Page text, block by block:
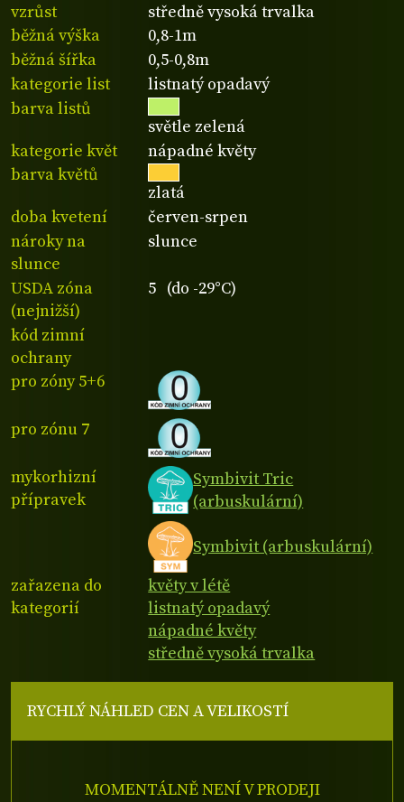
vzrůst
středně vysoká trvalka
běžná výška
0,8-1m
běžná šířka
0,5-0,8m
kategorie list
listnatý opadavý
barva listů
světle zelená
kategorie květ
nápadné květy
barva květů
zlatá
doba kvetení
červen-srpen
nároky na
slunce
slunce
USDA zóna
(nejnižší)
5 (do -29°C)
kód zimní
ochrany
pro zóny 5+6
pro zónu 7
mykorhizní
přípravek
Symbivit Tric
(arbuskulární)
Symbivit (arbuskulární)
zařazena do
kategorií
květy v létě
listnatý opadavý
nápadné květy
středně vysoká trvalka
RYCHLÝ NÁHLED CEN A VELIKOSTÍ
MOMENTÁLNĚ NENÍ V PRODEJI